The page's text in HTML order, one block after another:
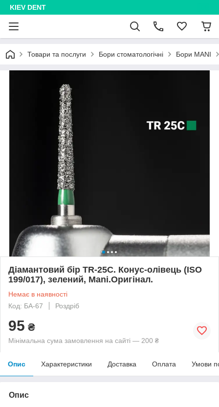
KIEV DENT
Товари та послуги Бори стоматологічні Бори MANI
Діамантовий бір TR-25C. Конус-олівець (ISO
199/017), зелений, Mani.Оригінал.
Немає в наявності
Код: БА-67
Роздріб
95 ₴
Мінімальна сума замовлення на сайті — 200 ₴
Опис Характеристики Доставка Оплата Умови
Опис